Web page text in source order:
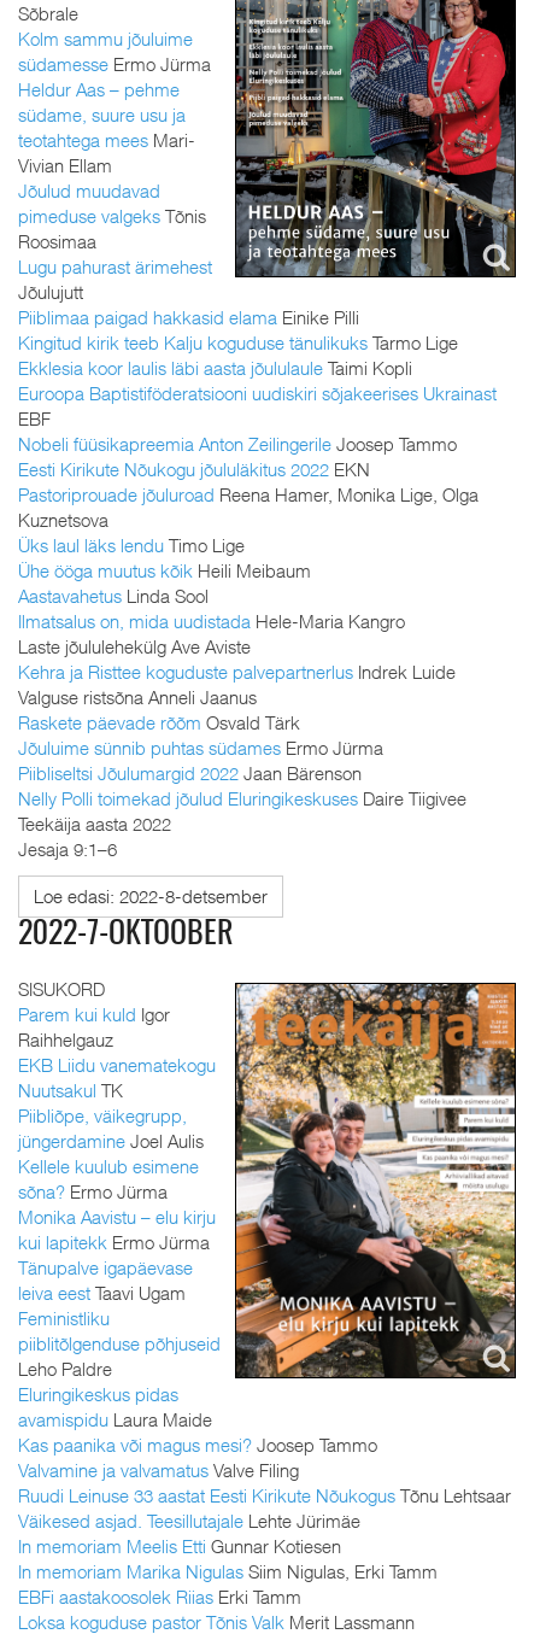
Sõbrale
Kolm sammu jõuluime
südamesse Ermo Jürma
Heldur Aas – pehme
südame, suure usu ja
teotahtega mees Mari-
Vivian Ellam
Jõulud muudavad
pimeduse valgeks Tõnis
Roosimaa
Lugu pahurast ärimehest
Jõulujutt
Piiblimaa paigad hakkasid elama Einike Pilli
Kingitud kirik teeb Kalju koguduse tänulikuks Tarmo Lige
Ekklesia koor laulis läbi aasta jõululaule Taimi Kopli
Euroopa Baptistiföderatsiooni uudiskiri sõjakeerises Ukrainast
EBF
Nobeli füüsikapreemia Anton Zeilingerile Joosep Tammo
Eesti Kirikute Nõukogu jõululäkitus 2022 EKN
Pastoriprouade jõuluroad Reena Hamer, Monika Lige, Olga
Kuznetsova
Üks laul läks lendu Timo Lige
Ühe ööga muutus kõik Heili Meibaum
Aastavahetus Linda Sool
Ilmatsalus on, mida uudistada Hele-Maria Kangro
Laste jõululehekülg Ave Aviste
Kehra ja Risttee koguduste palvepartnerlus Indrek Luide
Valguse ristsõna Anneli Jaanus
Raskete päevade rõõm Osvald Tärk
Jõuluime sünnib puhtas südames Ermo Jürma
Piibliseltsi Jõulumargid 2022 Jaan Bärenson
Nelly Polli toimekad jõulud Eluringikeskuses Daire Tiigivee
Teekäija aasta 2022
Jesaja 9:1–6
Loe edasi: 2022-8-detsember
2022-7-OKTOOBER
SISUKORD
Parem kui kuld Igor
Raihhelgauz
EKB Liidu vanematekogu
Nuutsakul TK
Piibliõpe, väikegrupp,
jüngerdamine Joel Aulis
Kellele kuulub esimene
sõna? Ermo Jürma
Monika Aavistu – elu kirju
kui lapitekk Ermo Jürma
Tänupalve igapäevase
leiva eest Taavi Ugam
Feministliku
piiblitõlgenduse põhjuseid
Leho Paldre
Eluringikeskus pidas
avamispidu Laura Maide
Kas paanika või magus mesi? Joosep Tammo
Valvamine ja valvamatus Valve Filing
Ruudi Leinuse 33 aastat Eesti Kirikute Nõukogus Tõnu Lehtsaar
Väikesed asjad. Teesillutajale Lehte Jürimäe
In memoriam Meelis Etti Gunnar Kotiesen
In memoriam Marika Nigulas Siim Nigulas, Erki Tamm
EBFi aastakoosolek Riias Erki Tamm
Loksa koguduse pastor Tõnis Valk Merit Lassmann